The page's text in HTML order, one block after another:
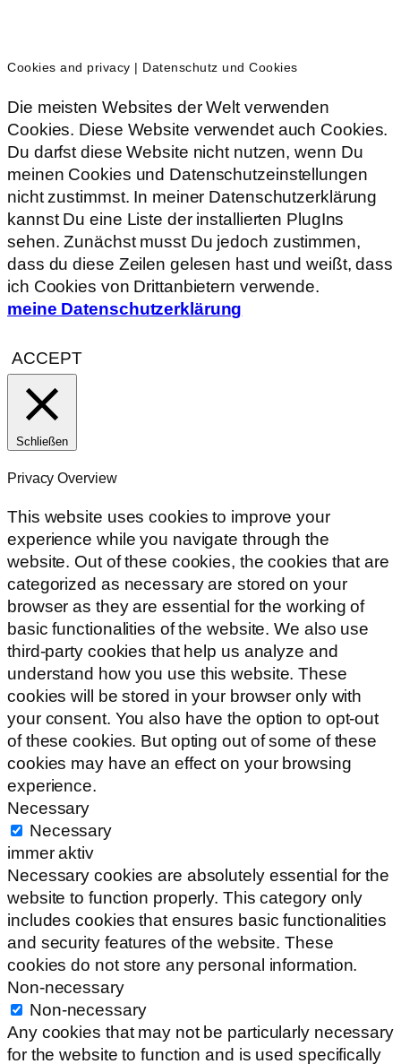
Cookies and privacy | Datenschutz und Cookies
Die meisten Websites der Welt verwenden
Cookies. Diese Website verwendet auch Cookies.
Du darfst diese Website nicht nutzen, wenn Du
meinen Cookies und Datenschutzeinstellungen
nicht zustimmst. In meiner Datenschutzerklärung
kannst Du eine Liste der installierten PlugIns
sehen. Zunächst musst Du jedoch zustimmen,
dass du diese Zeilen gelesen hast und weißt, dass
ich Cookies von Drittanbietern verwende.
meine Datenschutzerklärung
ACCEPT
Schließen
Privacy Overview
This website uses cookies to improve your
experience while you navigate through the
website. Out of these cookies, the cookies that are
categorized as necessary are stored on your
browser as they are essential for the working of
basic functionalities of the website. We also use
third-party cookies that help us analyze and
understand how you use this website. These
cookies will be stored in your browser only with
your consent. You also have the option to opt-out
of these cookies. But opting out of some of these
cookies may have an effect on your browsing
experience.
Necessary
Necessary
immer aktiv
Necessary cookies are absolutely essential for the
website to function properly. This category only
includes cookies that ensures basic functionalities
and security features of the website. These
cookies do not store any personal information.
Non-necessary
Non-necessary
Any cookies that may not be particularly necessary
for the website to function and is used specifically